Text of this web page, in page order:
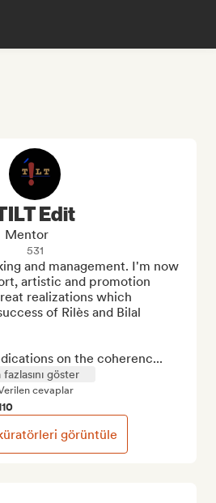
Edit
Mentor
531
and management. I'm now
artistic and promotion
realizations which
of Rilès and Bilal
on the coherenc...
fazlasını göster
cevaplar
görüntüle